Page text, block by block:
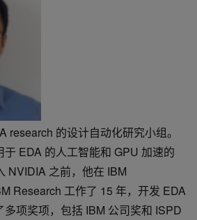
research 的设计自动化研究小组。
EDA 的人工智能和 GPU 加速的
NVIDIA 之前，他在 IBM
Research 工作了 15 年，开发 EDA
项奖项，包括 IBM 公司奖和 ISPD